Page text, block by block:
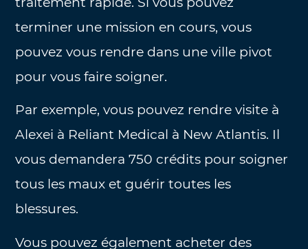
terminer une mission en cours, vous
pouvez vous rendre dans une ville pivot
pour vous faire soigner.
Par exemple, vous pouvez rendre visite à
Alexei à Reliant Medical à New Atlantis. Il
vous demandera 750 crédits pour soigner
tous les maux et guérir toutes les
blessures.
Vous pouvez également acheter des